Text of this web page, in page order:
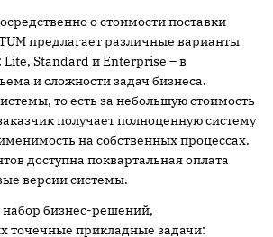
о стоимости поставки
предлагает различные варианты
Lite, Standard и Enterprise – в
и сложности задач бизнеса.
то есть за небольшую стоимость
получает полноценную систему
на собственных процессах.
доступна поквартальная оплата
версии системы.
бизнес-решений,
точечные прикладные задачи: